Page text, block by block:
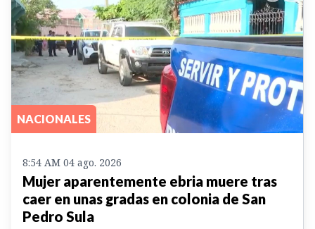
NACIONALES
8:54 AM 04 ago. 2026
Mujer aparentemente ebria muere tras
caer en unas gradas en colonia de San
Pedro Sula